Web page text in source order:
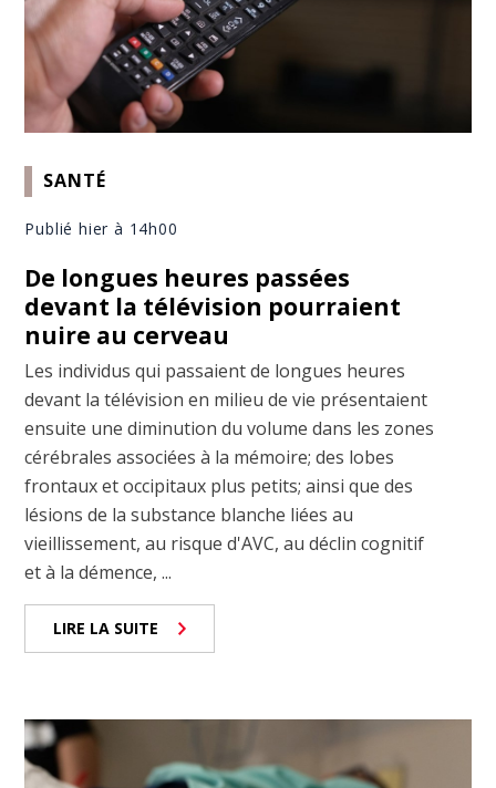
SANTÉ
Publié hier à 14h00
De longues heures passées
devant la télévision pourraient
nuire au cerveau
Les individus qui passaient de longues heures
devant la télévision en milieu de vie présentaient
ensuite une diminution du volume dans les zones
cérébrales associées à la mémoire; des lobes
frontaux et occipitaux plus petits; ainsi que des
lésions de la substance blanche liées au
vieillissement, au risque d'AVC, au déclin cognitif
et à la démence, ...
LIRE LA SUITE